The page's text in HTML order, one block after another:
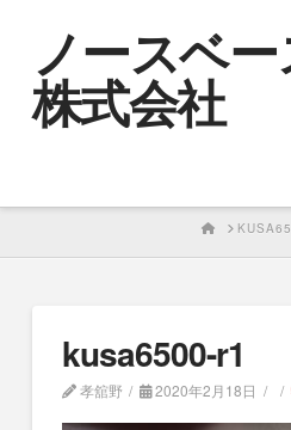
ノースベ
株式会社
HOME
kusa6500-r1
孝舘野 2020年2月18日